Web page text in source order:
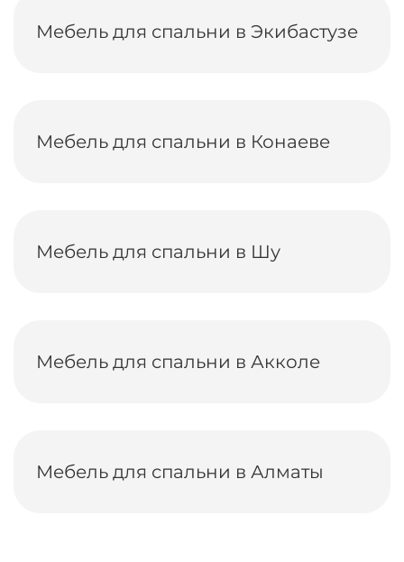
Мебель для спальни в Экибастузе
Мебель для спальни в Конаеве
Мебель для спальни в Шу
Мебель для спальни в Акколе
Мебель для спальни в Алматы